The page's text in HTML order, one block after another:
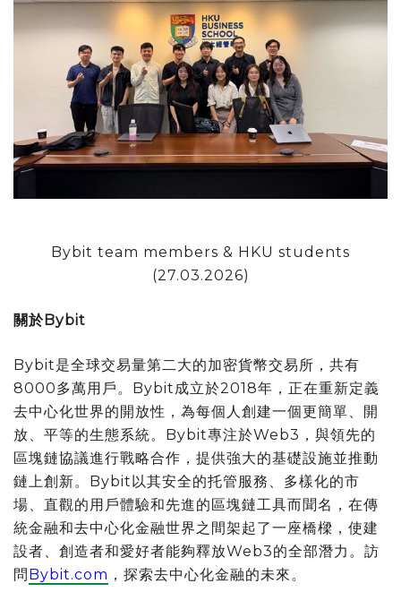
Bybit team members & HKU students
(27.03.2026)
關於Bybit
Bybit是全球交易量第二大的加密貨幣交易所，共有
8000多萬用戶。Bybit成立於2018年，正在重新定義
去中心化世界的開放性，為每個人創建一個更簡單、開
放、平等的生態系統。Bybit專注於Web3，與領先的
區塊鏈協議進行戰略合作，提供強大的基礎設施並推動
鏈上創新。Bybit以其安全的托管服務、多樣化的市
場、直觀的用戶體驗和先進的區塊鏈工具而聞名，在傳
統金融和去中心化金融世界之間架起了一座橋樑，使建
設者、創造者和愛好者能夠釋放Web3的全部潛力。訪
問Bybit.com ，探索去中心化金融的未來。